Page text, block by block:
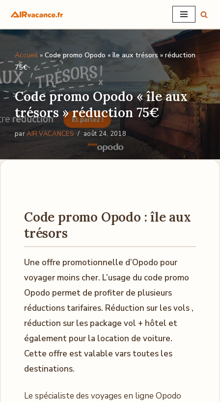
Aller
contenu
Accueil » Code promo Opodo « île aux trésors » réduction
75€
Code promo Opodo « île aux
trésors » réduction 75€
parAIR VACANCES août 24, 2018
Code promo Opodo : île aux
trésors
Une offre promotionnelle d’Opodo pour
voyager moins cher. L’usage du code promo
Opodo permet de profiter de plusieurs
réductions tarifaires. Réduction sur les vols ,
réduction sur les package vol + hôtel et
également pour la location de voiture.
Cette offre est valable vars toutes les
destinations.
Le spécialiste des voyages en ligne Opodo